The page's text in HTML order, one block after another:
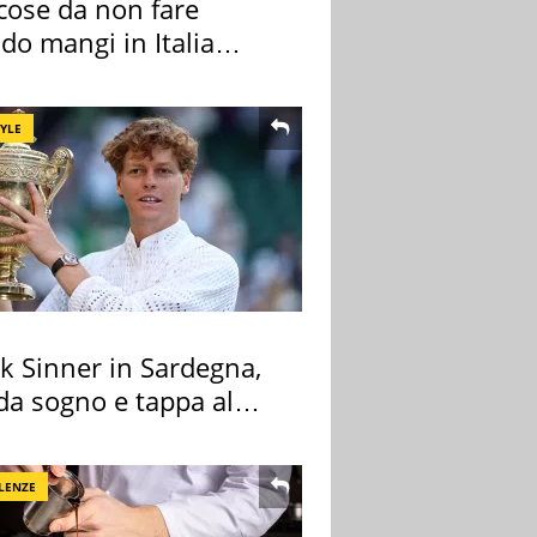
da non fare
mangi in Italia
Sinner in Sardegna,
sogno e tappa al